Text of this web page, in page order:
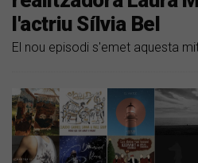
l'actriu Sílvia Bel
El nou episodi s'emet aquesta